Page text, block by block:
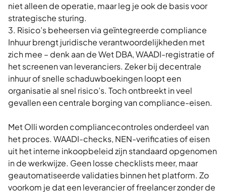
niet alleen de operatie, maar leg je ook de basis voor
strategische sturing.
3. Risico’s beheersen via geïntegreerde compliance
Inhuur brengt juridische verantwoordelijkheden met
zich mee – denk aan de Wet DBA, WAADI-registratie of
het screenen van leveranciers. Zeker bij decentrale
inhuur of snelle schaduwboekingen loopt een
organisatie al snel risico’s. Toch ontbreekt in veel
gevallen een centrale borging van compliance-eisen.
Met Olli worden compliancecontroles onderdeel van
het proces. WAADI-checks, NEN-verificaties of eisen
uit het interne inkoopbeleid zijn standaard opgenomen
in de werkwijze. Geen losse checklists meer, maar
geautomatiseerde validaties binnen het platform. Zo
voorkom je dat een leverancier of freelancer zonder de